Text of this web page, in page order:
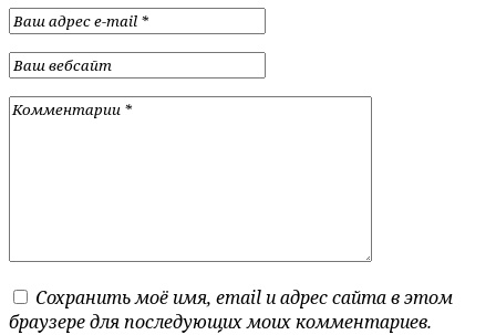
Сохранить моё имя, email и адрес сайта в этом
браузере для последующих моих комментариев.